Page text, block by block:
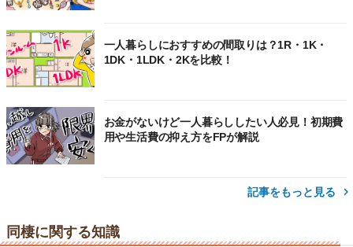
一人暮らしにおすすめの間取りは？1R・1K・
1DK・1LDK・2Kを比較！
お金がないけど一人暮らししたい人必見！初期費
用や生活費の抑え方をFPが解説
記事をもっと見る
同棲に関する知識